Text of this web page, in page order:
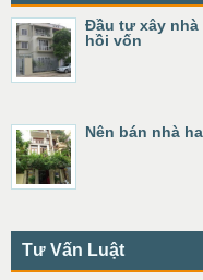
Đầu tư xây nhà
hồi vốn
Nên bán nhà
Tư Vấn Luật